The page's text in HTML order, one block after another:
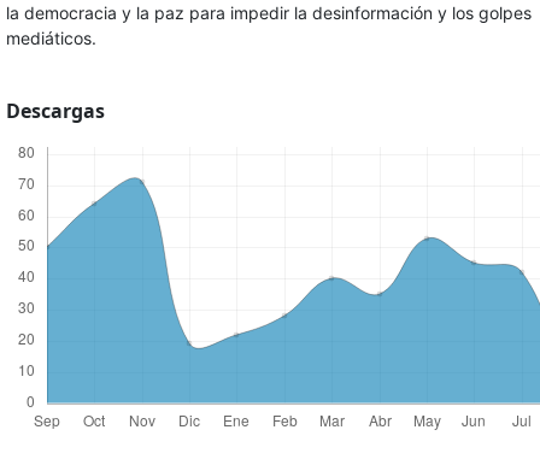
la democracia y la paz para impedir la desinformación y los golpes
mediáticos.
Descargas